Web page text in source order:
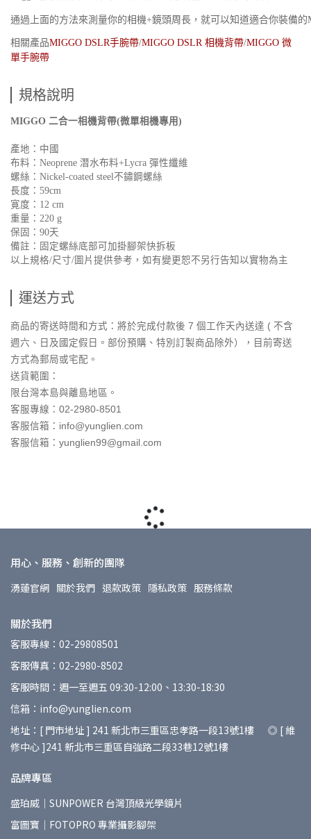
通過上面的方法來測量你的相機+鏡頭周長，就可以知道適合你裝備的
相關產品MIGGO DSLR手腕帶/MIGGO DSLR 相機背帶/MIGGO 微
單手腕帶
規格說明
MIGGO 二合一相機背帶(微單相機專用)
產地：中國
布料：Neoprene 潛水布料+Lycra 彈性纖維
螺絲：Nickel-coated steel不鏽鋼螺絲
長度：59cm
寛度：12 cm
重量：220 g
保固：90天
備註：固定螺絲底部可加掛腳架快拆板
以上規格/尺寸/圖片提供參考，如有變更恕不另行告知以實物為主
運送方式
商品的寄送時間和方式：將於完成付款後 7 個工作天內送達 ( 不含
週六、日及國定假日。部份預購、特別訂製商品除外），目前寄送
方式為郵局或宅配。
送貨範圍：
限台灣本島與離島地區。
客服專線：02-2980-8501
客服信箱：info@yunglien.com
客服信箱：yunglien99@gmail.com
用心、服務、創新的團隊
湧蓮官網 關於我們 退款政策 隱私政策 服務條款
關於我們
客服專線：02-29808501
客服傳真：02-2980-8502
客服時間：週一至週五 09:30-12:00、13:30-18:30
信箱：info@yunglien.com
地址：[ 門市地址 ] 241 新北市三重區忠孝路一段13號1樓 ◎ [ 維
修中心 ]241 新北市三重區自強路二段33巷12號1樓
品牌專區
盛珀威｜SUNPOWER 台灣頂級光學鏡片
富圖寶｜FOTOPRO 專業攝影腳架